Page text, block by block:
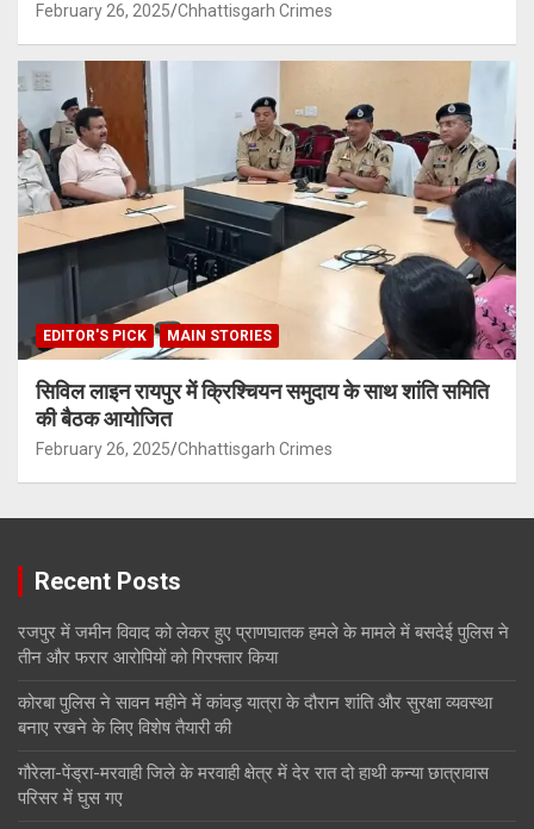
February 26, 2025 Chhattisgarh Crimes
EDITOR'S PICK MAIN STORIES
सिविल लाइन रायपुर में क्रिश्चियन समुदाय के साथ शांति समिति
की बैठक आयोजित
February 26, 2025 Chhattisgarh Crimes
Recent Posts
रजपुर में जमीन विवाद को लेकर हुए प्राणघातक हमले के मामले में बसदेई पुलिस ने
तीन और फरार आरोपियों को गिरफ्तार किया
कोरबा पुलिस ने सावन महीने में कांवड़ यात्रा के दौरान शांति और सुरक्षा व्यवस्था
बनाए रखने के लिए विशेष तैयारी की
गौरेला-पेंड्रा-मरवाही जिले के मरवाही क्षेत्र में देर रात दो हाथी कन्या छात्रावास
परिसर में घुस गए